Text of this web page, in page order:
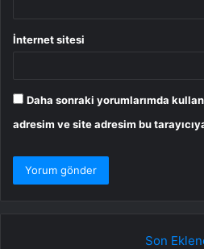
İnternet sitesi
Daha sonraki yorumlarımda
adresim ve site adresim bu
Son